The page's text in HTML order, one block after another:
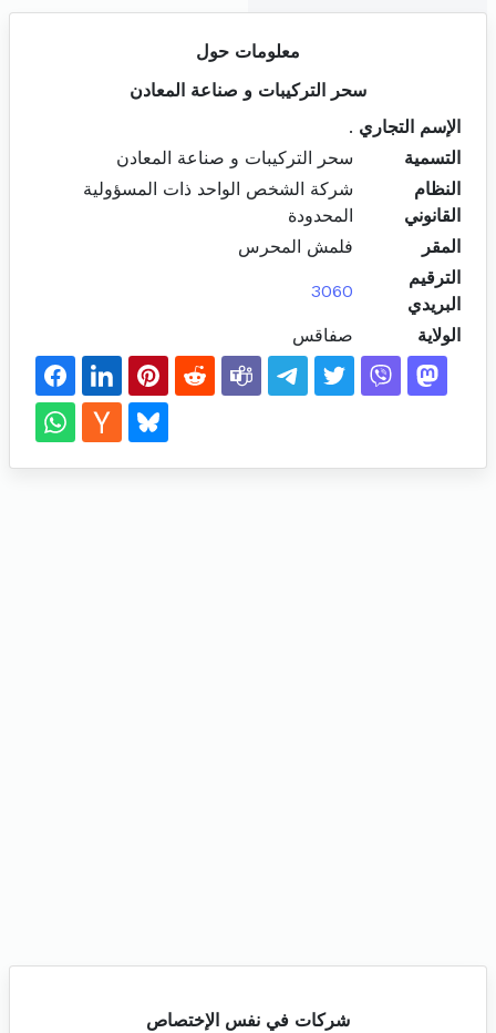
معلومات حول
سحر التركيبات و صناعة المعادن
الإسم التجاري .
التسمية
سحر التركيبات و صناعة المعادن
النظام
القانوني
شركة الشخص الواحد ذات المسؤولية
المحدودة
المقر
فلمش المحرس
الترقيم
البريدي
3060
الولاية صفاقس
شركات في نفس الإختصاص